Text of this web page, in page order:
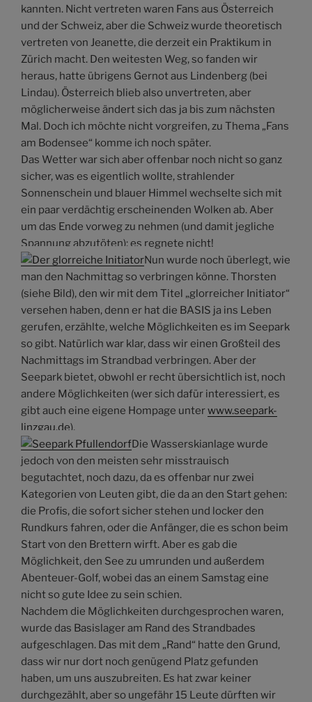
kannten. Nicht vertreten waren Fans aus Österreich
und der Schweiz, aber die Schweiz wurde theoretisch
vertreten von Jeanette, die derzeit ein Praktikum in
Zürich macht. Den weitesten Weg, so fanden wir
heraus, hatte übrigens Gernot aus Lindenberg (bei
Lindau). Österreich blieb also unvertreten, aber
möglicherweise ändert sich das ja bis zum nächsten
Mal. Doch ich möchte nicht vorgreifen, zu Thema „Fans
am Bodensee“ komme ich noch später.
Das Wetter war sich aber offenbar noch nicht so ganz
sicher, was es eigentlich wollte, strahlender
Sonnenschein und blauer Himmel wechselte sich mit
ein paar verdächtig erscheinenden Wolken ab. Aber
um das Ende vorweg zu nehmen (und damit jegliche
Spannung abzutöten): es regnete nicht!
Nun wurde noch überlegt, wie
man den Nachmittag so verbringen könne. Thorsten
(siehe Bild), den wir mit dem Titel „glorreicher Initiator“
versehen haben, denn er hat die BASIS ja ins Leben
gerufen, erzählte, welche Möglichkeiten es im Seepark
so gibt. Natürlich war klar, dass wir einen Großteil des
Nachmittags im Strandbad verbringen. Aber der
Seepark bietet, obwohl er recht übersichtlich ist, noch
andere Möglichkeiten (wer sich dafür interessiert, es
gibt auch eine eigene Hompage unterwww.seepark-
linzgau.de).
Die Wasserskianlage wurde
jedoch von den meisten sehr misstrauisch
begutachtet, noch dazu, da es offenbar nur zwei
Kategorien von Leuten gibt, die da an den Start gehen:
die Profis, die sofort sicher stehen und locker den
Rundkurs fahren, oder die Anfänger, die es schon beim
Start von den Brettern wirft. Aber es gab die
Möglichkeit, den See zu umrunden und außerdem
Abenteuer-Golf, wobei das an einem Samstag eine
nicht so gute Idee zu sein schien.
Nachdem die Möglichkeiten durchgesprochen waren,
wurde das Basislager am Rand des Strandbades
aufgeschlagen. Das mit dem „Rand“ hatte den Grund,
dass wir nur dort noch genügend Platz gefunden
haben, um uns auszubreiten. Es hat zwar keiner
durchgezählt, aber so ungefähr 15 Leute dürften wir